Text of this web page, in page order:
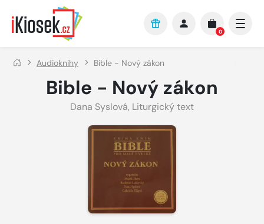
Přejít na hlavní obsah
0
Audioknihy Bible - Nový zákon
Bible - Nový zákon
Dana Syslová, Liturgický text